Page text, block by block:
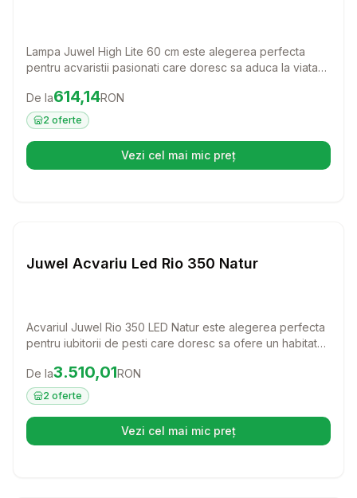
Lampa Juwel High Lite 60 cm este alegerea perfecta
pentru acvaristii pasionati care doresc sa aduca la viata
acvariu. Cu un design elegant si o iluminare eficienta,
aceasta lampa transforma orice acvariu intr-un spectacol
de lumina si culoare.
Preț:614.14 RON
De la614,14RON
2 oferte
Vezi cel mai mic preț(se deschide într-o filă nouă)
Juwel Acvariu Led Rio 350 Natur
Acvariul Juwel Rio 350 LED Natur este alegerea perfecta
pentru iubitorii de pesti care doresc sa ofere un habitat
avansata, acest acvariu va transforma orice spatiu intr-un
colt de natura plin de viata.
Preț:3510.01 RON
De la3.510,01RON
2 oferte
Vezi cel mai mic preț(se deschide într-o filă nouă)